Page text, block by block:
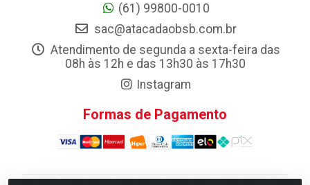
(61) 99800-0010
sac@atacadaobsb.com.br
Atendimento de segunda a sexta-feira das
08h às 12h e das 13h30 às 17h30
Instagram
Formas de Pagamento